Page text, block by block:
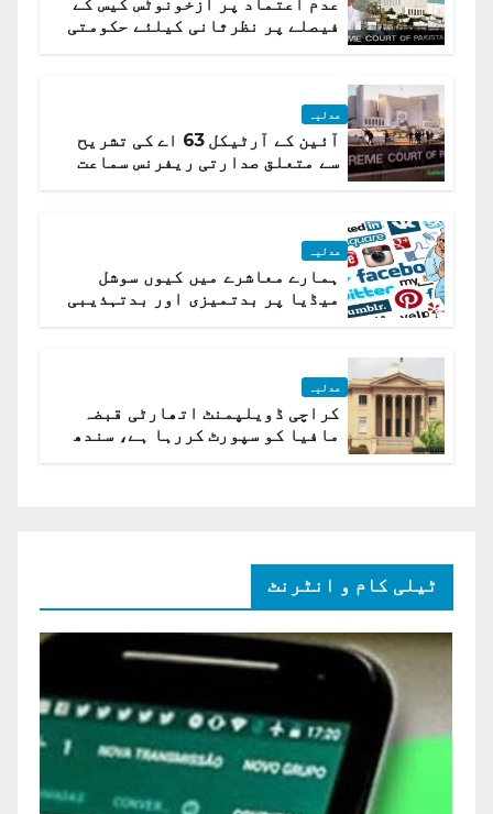
فیصلے پر نظرثانی کیلئے حکومتی
عدلیہ
آئین کے آرٹیکل 63 اے کی تشریح
سے متعلق صدارتی ریفرنس سماعت
عدلیہ
ہمارے معاشرے میں کیوں سوشل
میڈیا پر بدتمیزی اور بدتہذیبی
عدلیہ
کراچی ڈویلپمنٹ اتھارٹی قبضہ
مافیا کو سپورٹ کررہا ہے، سندھ
ٹیلی کام و انٹرنٹ